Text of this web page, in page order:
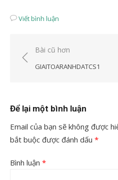
Viết bình luận
Điều
hướng
Bài cũ hơn
GIAITOARANHDATCS1
Để lại một bình luận
Email của bạn sẽ không được
bắt buộc được đánh dấu *
Bình luận *